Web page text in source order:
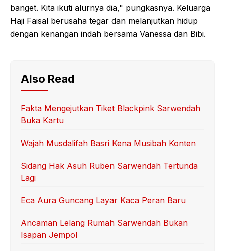
banget. Kita ikuti alurnya dia," pungkasnya. Keluarga
Haji Faisal berusaha tegar dan melanjutkan hidup
dengan kenangan indah bersama Vanessa dan Bibi.
Also Read
Fakta Mengejutkan Tiket Blackpink Sarwendah
Buka Kartu
Wajah Musdalifah Basri Kena Musibah Konten
Sidang Hak Asuh Ruben Sarwendah Tertunda
Lagi
Eca Aura Guncang Layar Kaca Peran Baru
Ancaman Lelang Rumah Sarwendah Bukan
Isapan Jempol